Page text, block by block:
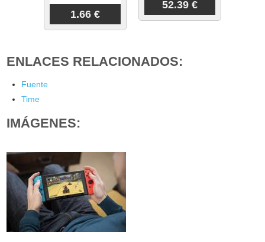
1.66 €
52.39 €
ENLACES RELACIONADOS:
Fuente
Time
IMÁGENES: